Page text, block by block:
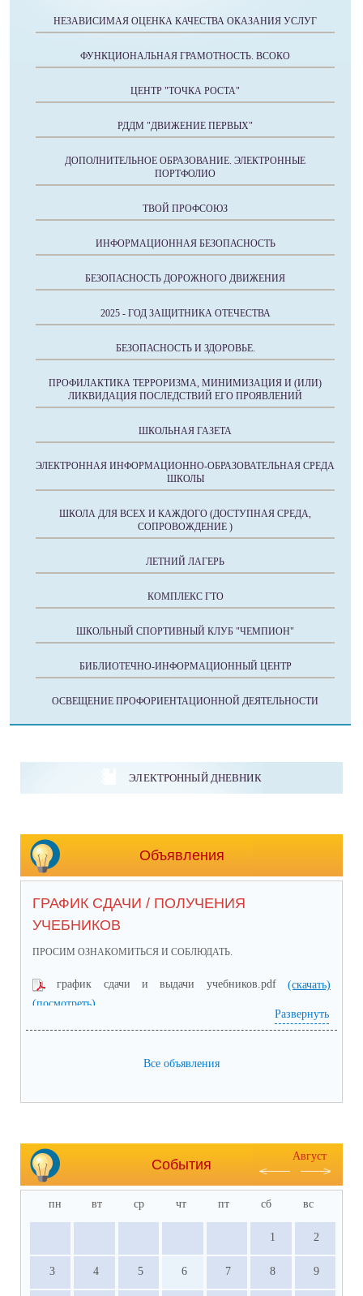
НЕЗАВИСИМАЯ ОЦЕНКА КАЧЕСТВА ОКАЗАНИЯ УСЛУГ
ФУНКЦИОНАЛЬНАЯ ГРАМОТНОСТЬ. ВСОКО
ЦЕНТР "ТОЧКА РОСТА"
РДДМ "ДВИЖЕНИЕ ПЕРВЫХ"
ДОПОЛНИТЕЛЬНОЕ ОБРАЗОВАНИЕ. ЭЛЕКТРОННЫЕ
ПОРТФОЛИО
ТВОЙ ПРОФСОЮЗ
ИНФОРМАЦИОННАЯ БЕЗОПАСНОСТЬ
БЕЗОПАСНОСТЬ ДОРОЖНОГО ДВИЖЕНИЯ
2025 - ГОД ЗАЩИТНИКА ОТЕЧЕСТВА
БЕЗОПАСНОСТЬ И ЗДОРОВЬЕ.
ПРОФИЛАКТИКА ТЕРРОРИЗМА, МИНИМИЗАЦИЯ И (ИЛИ)
ЛИКВИДАЦИЯ ПОСЛЕДСТВИЙ ЕГО ПРОЯВЛЕНИЙ
ШКОЛЬНАЯ ГАЗЕТА
ЭЛЕКТРОННАЯ ИНФОРМАЦИОННО-ОБРАЗОВАТЕЛЬНАЯ СРЕДА
ШКОЛЫ
ШКОЛА ДЛЯ ВСЕХ И КАЖДОГО (ДОСТУПНАЯ СРЕДА,
СОПРОВОЖДЕНИЕ )
ЛЕТНИЙ ЛАГЕРЬ
КОМПЛЕКС ГТО
ШКОЛЬНЫЙ СПОРТИВНЫЙ КЛУБ "ЧЕМПИОН"
БИБЛИОТЕЧНО-ИНФОРМАЦИОННЫЙ ЦЕНТР
ОСВЕЩЕНИЕ ПРОФОРИЕНТАЦИОННОЙ ДЕЯТЕЛЬНОСТИ
ЭЛЕКТРОННЫЙ ДНЕВНИК
Объявления
ГРАФИК СДАЧИ / ПОЛУЧЕНИЯ
УЧЕБНИКОВ
ПРОСИМ ОЗНАКОМИТЬСЯ И СОБЛЮДАТЬ.
график сдачи и выдачи учебников.pdf(скачать)
(посмотреть)
Развернуть
Все объявления
События
Август
пн вт ср чт пт сб вс
1 2
3 4 5 6 7 8 9